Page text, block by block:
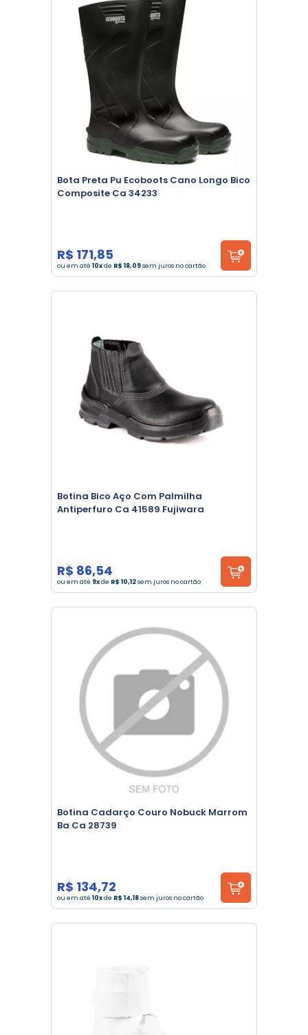
Bota Preta Pu Ecoboots Cano Longo Bico
Composite Ca 34233
R$ 171,85
ou em até 10xde R$ 18,09sem juros no cartão
Botina Bico Aço Com Palmilha
Antiperfuro Ca 41589 Fujiwara
R$ 86,54
ou em até 9xde R$ 10,12sem juros no cartão
Botina Cadarço Couro Nobuck Marrom
Ba Ca 28739
R$ 134,72
ou em até 10xde R$ 14,18sem juros no cartão